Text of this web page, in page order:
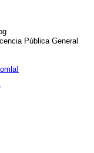
Pública General